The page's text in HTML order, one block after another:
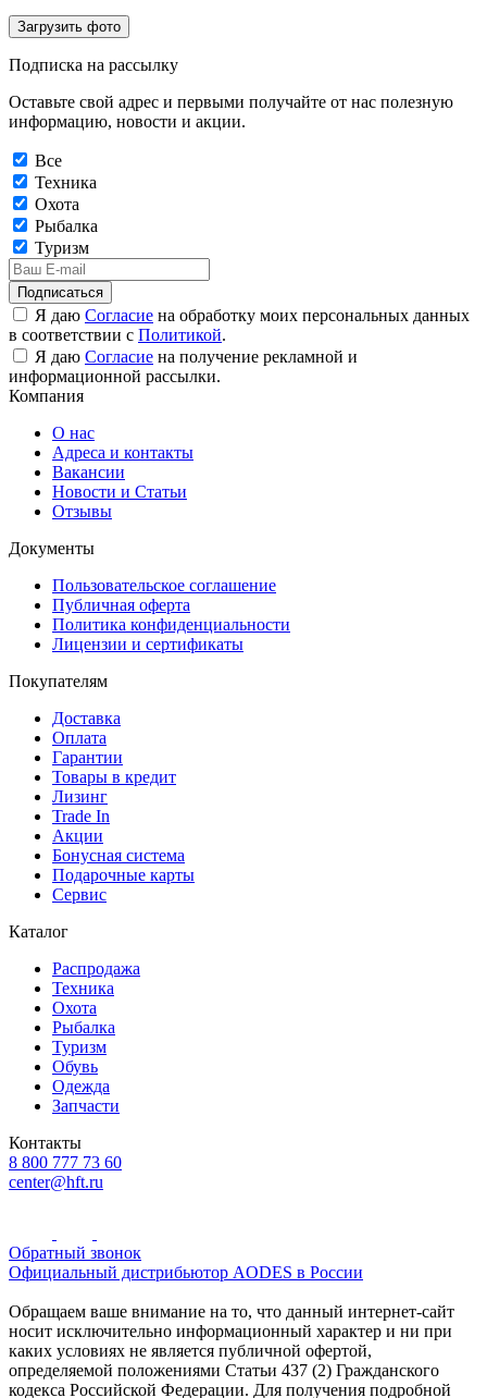
Загрузить фото
Подписка на рассылку
Оставьте свой адрес и первыми получайте от нас полезную
информацию, новости и акции.
Все
Техника
Охота
Рыбалка
Туризм
Подписаться
Я даю Согласие на обработку моих персональных данных
в соответствии с Политикой.
Я даю Согласие на получение рекламной и
информационной рассылки.
Компания
О нас
Адреса и контакты
Вакансии
Новости и Статьи
Отзывы
Документы
Пользовательское соглашение
Публичная оферта
Политика конфиденциальности
Лицензии и сертификаты
Покупателям
Доставка
Оплата
Гарантии
Товары в кредит
Лизинг
Trade In
Акции
Бонусная система
Подарочные карты
Сервис
Каталог
Распродажа
Техника
Охота
Рыбалка
Туризм
Обувь
Одежда
Запчасти
Контакты
8 800 777 73 60
center@hft.ru
Обратный звонок
Официальный дистрибьютор AODES в России
Обращаем ваше внимание на то, что данный интернет-сайт
носит исключительно информационный характер и ни при
каких условиях не является публичной офертой,
определяемой положениями Статьи 437 (2) Гражданского
кодекса Российской Федерации. Для получения подробной